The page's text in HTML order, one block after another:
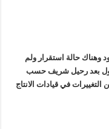
وهناك حالة استقرار ولم
بعد رحيل شريف حسب
التغييرات في قيادات الانتاج